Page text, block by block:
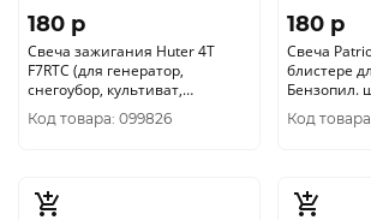
180 p
Свеча зажигания Huter 4T
F7RTC (для генератор,
снегоубор, культиват,
газонокосилок, тракторов)
71/2/28
Код товара: 099826
180 p
Свеча
блистере
Бензопил.
(841102061)
Код